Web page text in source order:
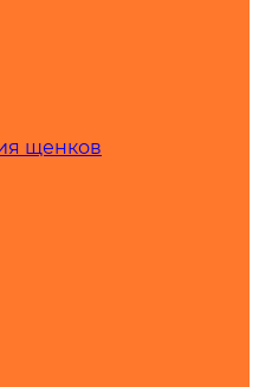
щенков